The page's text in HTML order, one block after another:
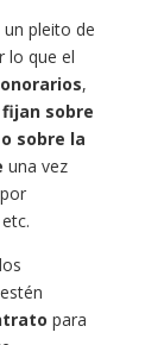
pleito de
lo que el
,
fijan sobre
sobre la
una vez
para